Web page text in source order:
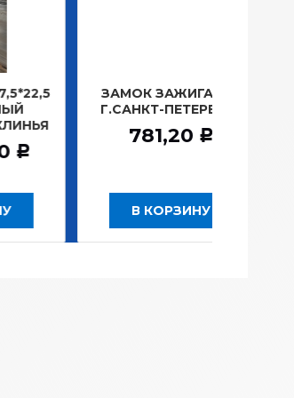
ЗАМОК ЗАЖИГАНИЯ
Г.САНКТ-ПЕТЕРБУРГ
781,20 Р
В КОРЗИНУ